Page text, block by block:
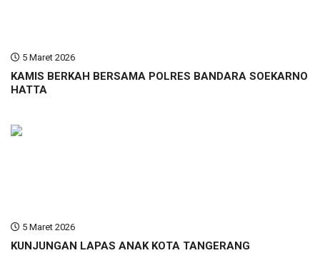
5 Maret 2026
KAMIS BERKAH BERSAMA POLRES BANDARA SOEKARNO
HATTA
5 Maret 2026
KUNJUNGAN LAPAS ANAK KOTA TANGERANG